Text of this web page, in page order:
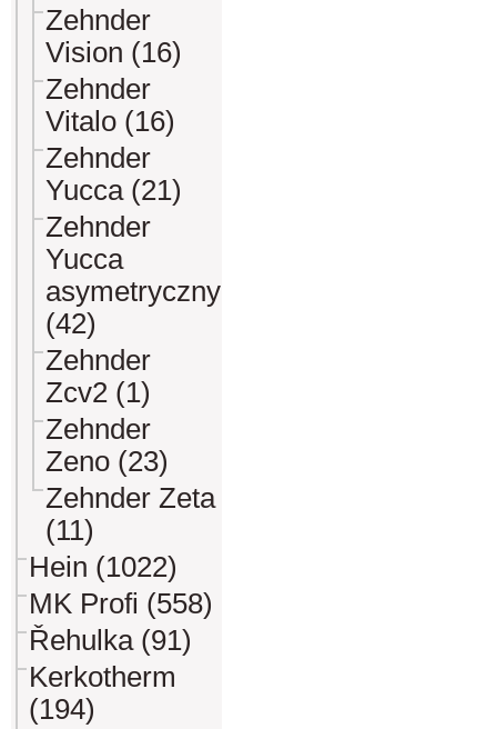
Zehnder
Vision (16)
Zehnder
Vitalo (16)
Zehnder
Yucca (21)
Zehnder
Yucca
asymetryczny
(42)
Zehnder
Zcv2 (1)
Zehnder
Zeno (23)
Zehnder Zeta
(11)
Hein (1022)
MK Profi (558)
Řehulka (91)
Kerkotherm
(194)